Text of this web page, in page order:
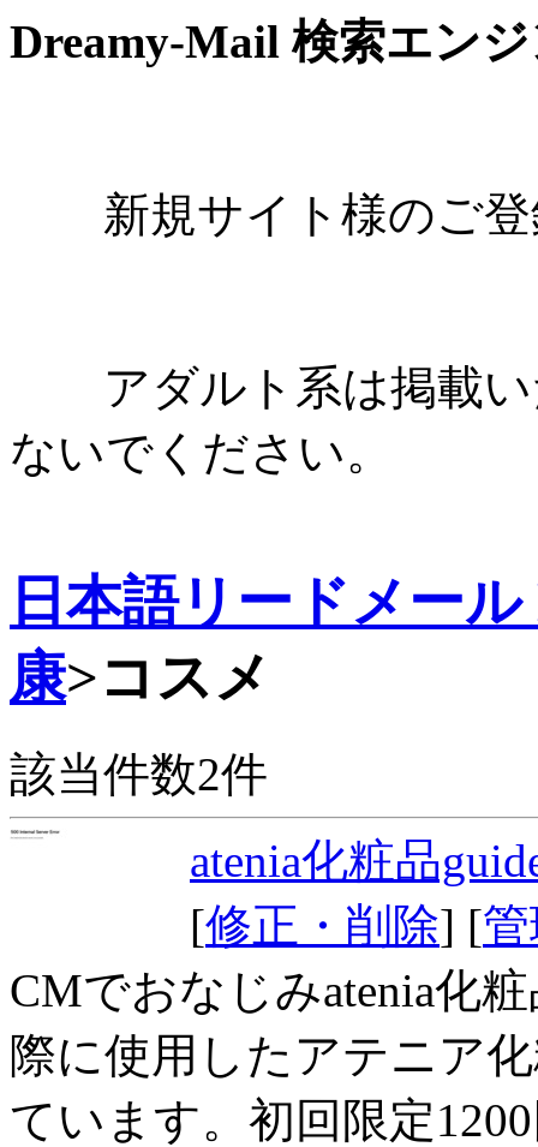
Dreamy-Mail 検索エン
新規サイト様のご登
アダルト系は掲載い
ないでください。
日本語リードメー
康>コスメ
該当件数2件
atenia化粧品
[修正・削除] [
CMでおなじみatenia化
際に使用したアテニア
ています。初回限定